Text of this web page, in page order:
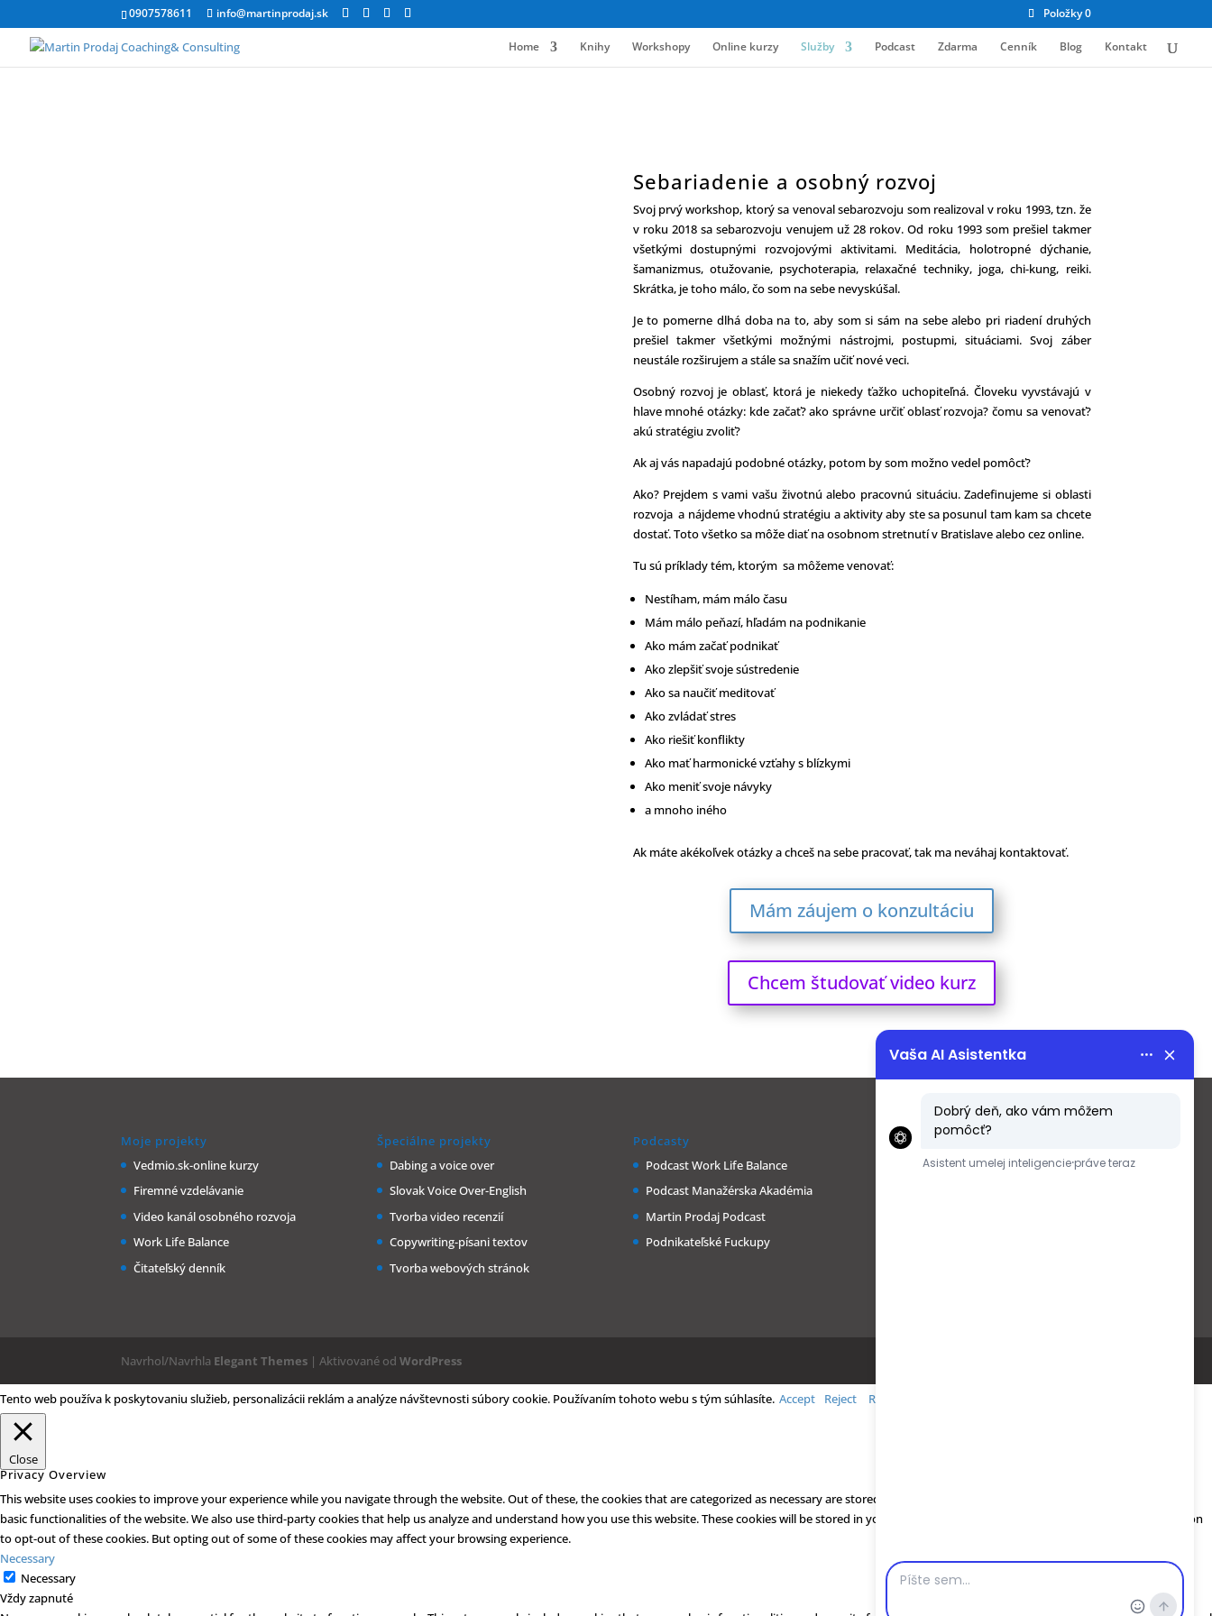
0907578611 info@martinprodaj.sk Položky 0
Home Knihy Workshopy Online kurzy Služby Podcast Zdarma Cenník Blog Kontakt
Sebariadenie a osobný rozvoj
Svoj prvý workshop, ktorý sa venoval sebarozvoju som realizoval v roku 1993, tzn. že
v roku 2018 sa sebarozvoju venujem už 28 rokov. Od roku 1993 som prešiel takmer
všetkými dostupnými rozvojovými aktivitami. Meditácia, holotropné dýchanie,
šamanizmus, otužovanie, psychoterapia, relaxačné techniky, joga, chi-kung, reiki.
Skrátka, je toho málo, čo som na sebe nevyskúšal.
Je to pomerne dlhá doba na to, aby som si sám na sebe alebo pri riadení druhých
prešiel takmer všetkými možnými nástrojmi, postupmi, situáciami. Svoj záber
neustále rozširujem a stále sa snažím učiť nové veci.
Osobný rozvoj je oblasť, ktorá je niekedy ťažko uchopiteľná. Človeku vyvstávajú v
hlave mnohé otázky: kde začať? ako správne určiť oblasť rozvoja? čomu sa venovať?
akú stratégiu zvoliť?
Ak aj vás napadajú podobné otázky, potom by som možno vedel pomôcť?
Ako? Prejdem s vami vašu životnú alebo pracovnú situáciu. Zadefinujeme si oblasti
rozvoja a nájdeme vhodnú stratégiu a aktivity aby ste sa posunul tam kam sa chcete
dostať. Toto všetko sa môže diať na osobnom stretnutí v Bratislave alebo cez online.
Tu sú príklady tém, ktorým sa môžeme venovať:
Nestíham, mám málo času
Mám málo peňazí, hľadám na podnikanie
Ako mám začať podnikať
Ako zlepšiť svoje sústredenie
Ako sa naučiť meditovať
Ako zvládať stres
Ako riešiť konflikty
Ako mať harmonické vzťahy s blízkymi
Ako meniť svoje návyky
a mnoho iného
Ak máte akékoľvek otázky a chceš na sebe pracovať, tak ma neváhaj kontaktovať.
Mám záujem o konzultáciu
Chcem študovať video kurz
Moje projekty
Vedmio.sk-online kurzy
Firemné vzdelávanie
Video kanál osobného rozvoja
Work Life Balance
Čitateľský denník
Špeciálne projekty
Dabing a voice over
Slovak Voice Over-English
Tvorba video recenzií
Copywriting-písani textov
Tvorba webových stránok
Podcasty
Podcast Work Life Balance
Podcast Manažérska Akadémia
Martin Prodaj Podcast
Podnikateľské Fuckupy
Menu
Obchodné podmienky
Navrhol/Navrhla Elegant Themes | Aktivované odWordPress
Tento web používa k poskytovaniu služieb, personalizácii reklám a analýze návštevnosti súbory cookie. Používaním tohoto webu s tým súhlasíte. Accept Reject Read More
Close
Privacy Overview
This website uses cookies to improve your experience while you navigate through the website. Out of these, the cookies that are categorized as necessary are stored on your browser as they are essential for the working of
basic functionalities of the website. We also use third-party cookies that help us analyze and understand how you use this website. These cookies will be stored in your browser only with your consent. You also have the option
to opt-out of these cookies. But opting out of some of these cookies may affect your browsing experience.
Necessary
Necessary
Vždy zapnuté